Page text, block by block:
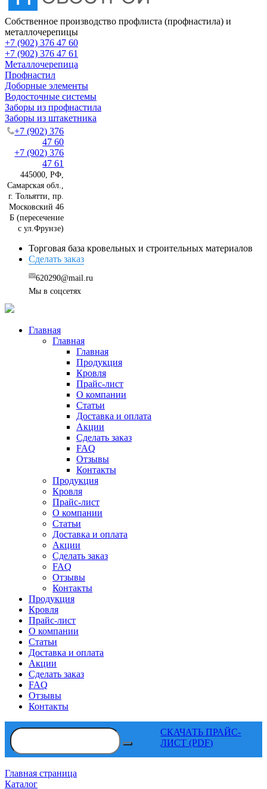
Собственное производство профлиста (профнастила) и
металлочерепицы
+7 (902) 376 47 60
+7 (902) 376 47 61
Металлочерепица
Профнастил
Доборные элементы
Водосточные системы
Заборы из профнастила
Заборы из штакетника
+7 (902) 376
47 60
+7 (902) 376
47 61
445000, РФ,
Самарская обл.,
г. Тольятти, пр.
Московский 46
Б (пересечение
с ул.Фрунзе)
Торговая база кровельных и строительных материалов
Сделать заказ
620290@mail.ru
Мы в соцсетях
Главная
Главная
Главная
Продукция
Кровля
Прайс-лист
О компании
Статьи
Доставка и оплата
Акции
Сделать заказ
FAQ
Отзывы
Контакты
Продукция
Кровля
Прайс-лист
О компании
Статьи
Доставка и оплата
Акции
Сделать заказ
FAQ
Отзывы
Контакты
Продукция
Кровля
Прайс-лист
О компании
Статьи
Доставка и оплата
Акции
Сделать заказ
FAQ
Отзывы
Контакты
СКАЧАТЬ ПРАЙС-
ЛИСТ (PDF)
Главная страница
Каталог